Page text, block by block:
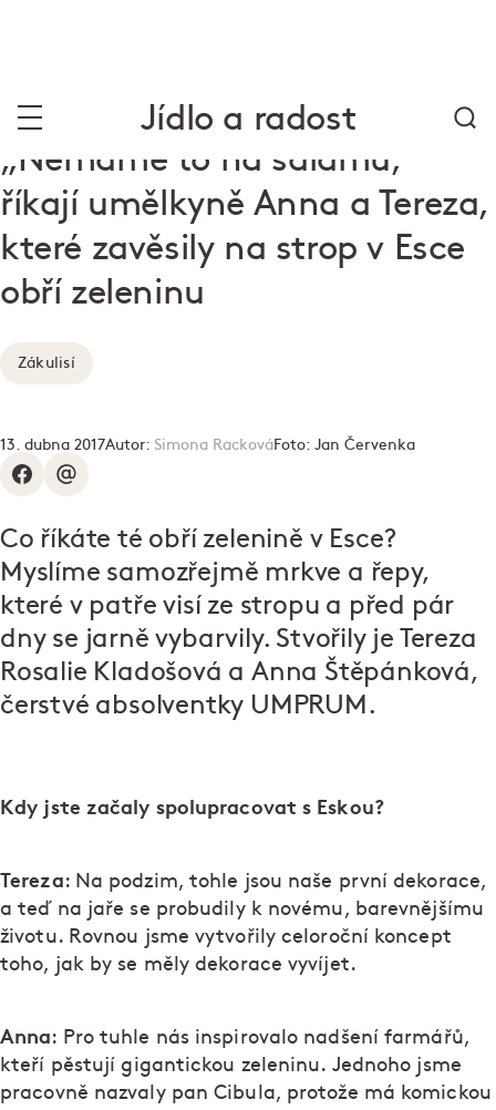
Jídlo a radost
„Nemáme to na salámu,"
říkají umělkyně Anna a Tereza,
které zavěsily na strop v Esce
obří zeleninu
Zákulisí
13. dubna 2017Autor: Simona RackováFoto: Jan Červenka
Co říkáte té obří zelenině v Esce?
Myslíme samozřejmě mrkve a řepy,
které v patře visí ze stropu a před pár
dny se jarně vybarvily. Stvořily je Tereza
Rosalie Kladošová a Anna Štěpánková,
čerstvé absolventky UMPRUM.
Kdy jste začaly spolupracovat s Eskou?
Tereza: Na podzim, tohle jsou naše první dekorace,
a teď na jaře se probudily k novému, barevnějšímu
životu. Rovnou jsme vytvořily celoroční koncept
toho, jak by se měly dekorace vyvíjet.
Anna: Pro tuhle nás inspirovalo nadšení farmářů,
kteří pěstují gigantickou zeleninu. Jednoho jsme
pracovně nazvaly pan Cibula, protože má komickou